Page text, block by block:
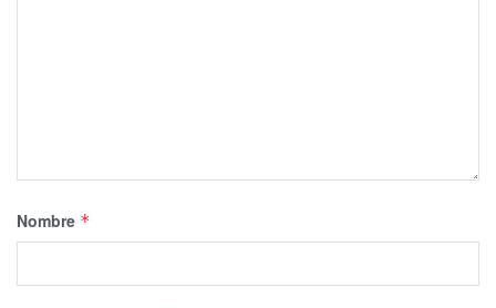
Nombre *